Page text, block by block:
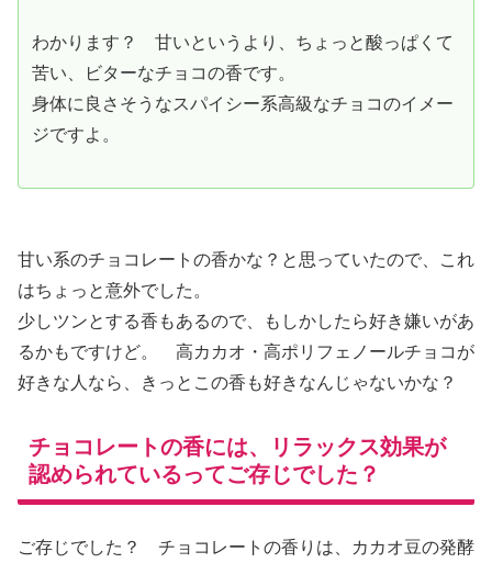
わかります？ 甘いというより、ちょっと酸っぱくて
苦い、ビターなチョコの香です。
身体に良さそうなスパイシー系高級なチョコのイメー
ジですよ。
甘い系のチョコレートの香かな？と思っていたので、これ
はちょっと意外でした。
少しツンとする香もあるので、もしかしたら好き嫌いがあ
るかもですけど。 高カカオ・高ポリフェノールチョコが
好きな人なら、きっとこの香も好きなんじゃないかな？
チョコレートの香には、リラックス効果が
認められているってご存じでした？
ご存じでした？ チョコレートの香りは、カカオ豆の発酵